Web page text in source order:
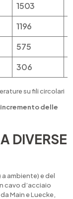
1503
1196
575
306
su fili circolari
incremento delle
DIVERSE
ambiente) e del
cavo d’acciaio
Main e Luecke,